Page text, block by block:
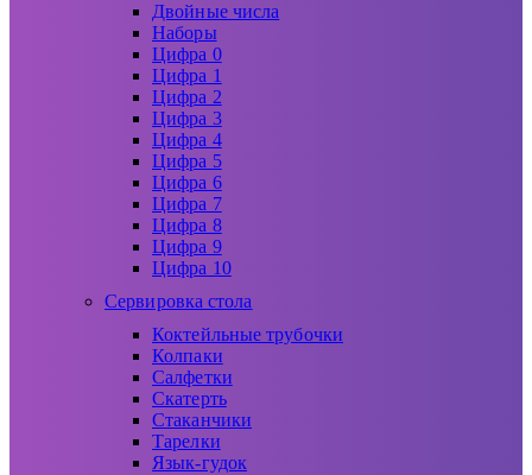
Двойные числа
Наборы
Цифра 0
Цифра 1
Цифра 2
Цифра 3
Цифра 4
Цифра 5
Цифра 6
Цифра 7
Цифра 8
Цифра 9
Цифра 10
Сервировка стола
Коктейльные трубочки
Колпаки
Салфетки
Скатерть
Стаканчики
Тарелки
Язык-гудок